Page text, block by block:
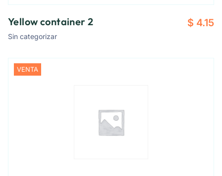
Yellow container 2
Sin categorizar
$ 4.15
VENTA